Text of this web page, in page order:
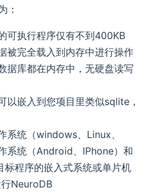
：
可执行程序仅有不到400KB
被完全载入到内存中进行操作
据库都在内存中，无硬盘读写
以嵌入到您项目里类似sqlite，
系统（windows、Linux、
系统（Android、IPhone）和
标程序的嵌入式系统或单片机
行NeuroDB